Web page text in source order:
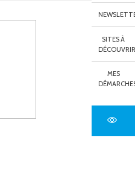
SITES À
MES